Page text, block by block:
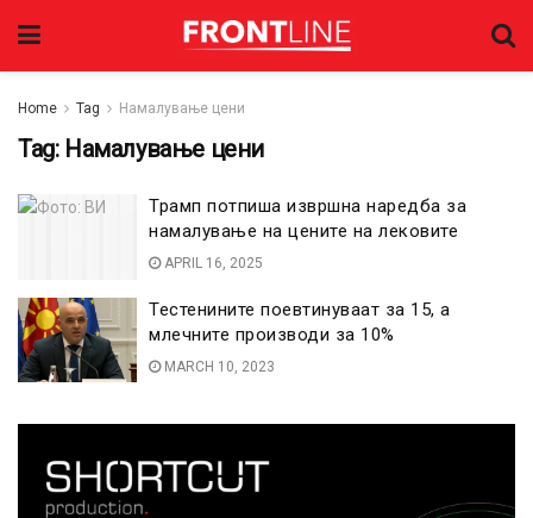
Home Tag Намалување цени
Tag: Намалување цени
Трамп потпиша извршна наредба за
намалување на цените на лековите
APRIL 16, 2025
Тестенините поевтинуваат за 15, а
млечните производи за 10%
MARCH 10, 2023